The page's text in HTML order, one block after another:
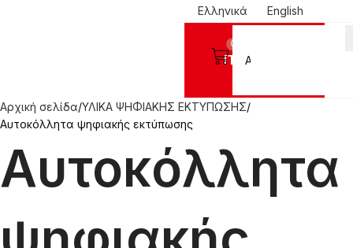
Ελληνικά English
Προϊόντα
0
Αρχική σελίδα ΥΛΙΚΑ ΨΗΦΙΑΚΗΣ ΕΚΤΥΠΩΣΗΣ
Αυτοκόλλητα ψηφιακής εκτύπωσης
Αυτοκόλλητα